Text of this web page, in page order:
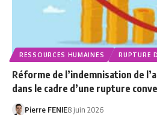
RESSOURCES HUMAINES RUPTURE
Réforme de l’indemnisation de
dans le cadre d’une rupture
Pierre FENIE8 juin 2026